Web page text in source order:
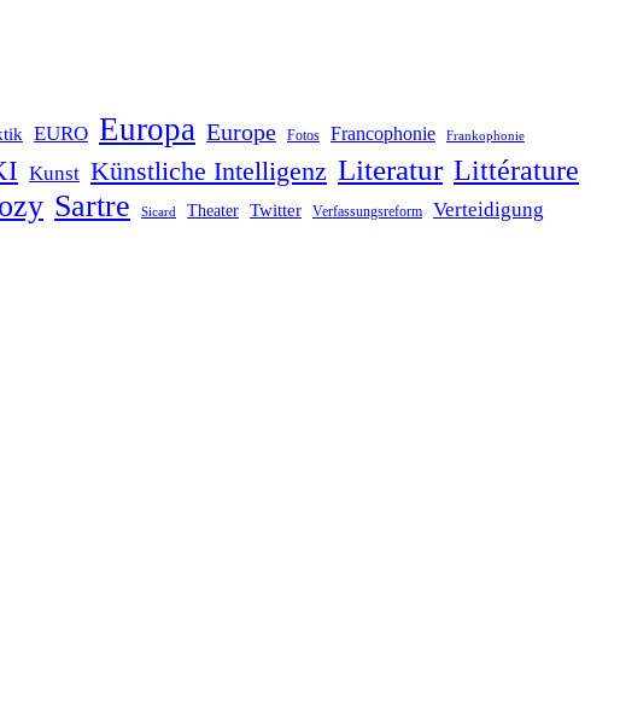
EURO Europa Europe Fotos Francophonie Frankophonie
Kunst Künstliche Intelligenz Literatur Littérature
Sartre Sicard Theater Twitter Verfassungsreform Verteidigung